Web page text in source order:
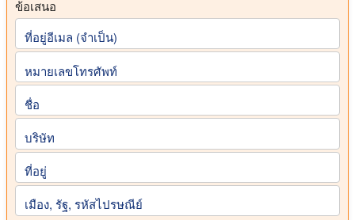
ข้อเสนอ
ที่อยู่อีเมล (จําเป็น)
หมายเลขโทรศัพท์
ชื่อ
บริษัท
ที่อยู่
เมือง, รัฐ, รหัสไปรษณีย์